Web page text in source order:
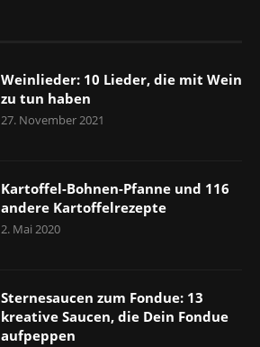
Weinlieder: 10 Lieder, die mit Wein
zu tun haben
27. November 2021
Kartoffel-Bohnen-Pfanne und 116
andere Kartoffelrezepte
2. Mai 2020
Sternesaucen zum Fondue: 13
kreative Saucen, die Dein Fondue
aufpeppen